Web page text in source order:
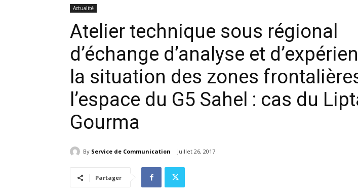
Actualité
Atelier technique sous régional
d’échange d’analyse et
la situation des zones
l’espace du G5 Sahel : cas du
Gourma
By Service de Communication juillet 26, 2017
Partager